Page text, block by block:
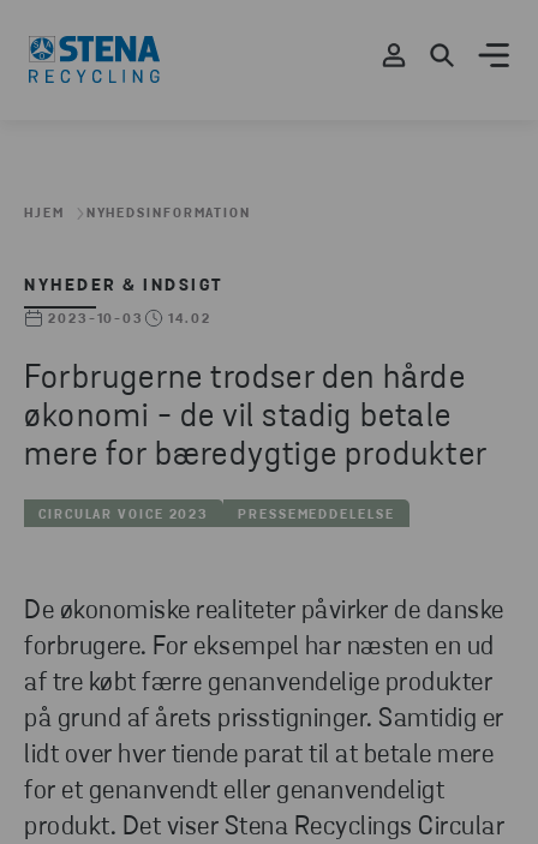
HJEM NYHEDSINFORMATION
NYHEDER & INDSIGT
2023-10-03 14.02
Forbrugerne trodser den hårde
økonomi - de vil stadig betale
mere for bæredygtige produkter
CIRCULAR VOICE 2023 PRESSEMEDDELELSE
De økonomiske realiteter påvirker de danske
forbrugere. For eksempel har næsten en ud
af tre købt færre genanvendelige produkter
på grund af årets prisstigninger. Samtidig er
lidt over hver tiende parat til at betale mere
for et genanvendt eller genanvendeligt
produkt. Det viser Stena Recyclings Circular